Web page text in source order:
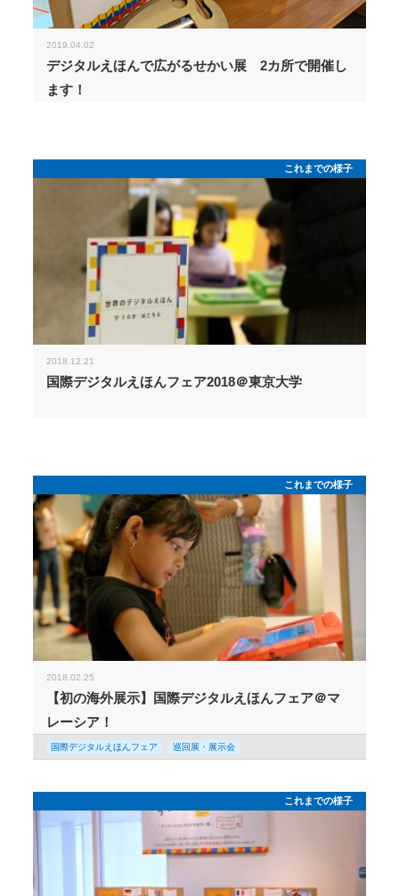
2019.04.02
デジタルえほんで広がるせかい展 2カ所で開催し
ます！
これまでの様子
2018.12.21
国際デジタルえほんフェア2018＠東京大学
これまでの様子
2018.02.25
【初の海外展示】国際デジタルえほんフェア＠マ
レーシア！
国際デジタルえほんフェア 巡回展・展示会
これまでの様子